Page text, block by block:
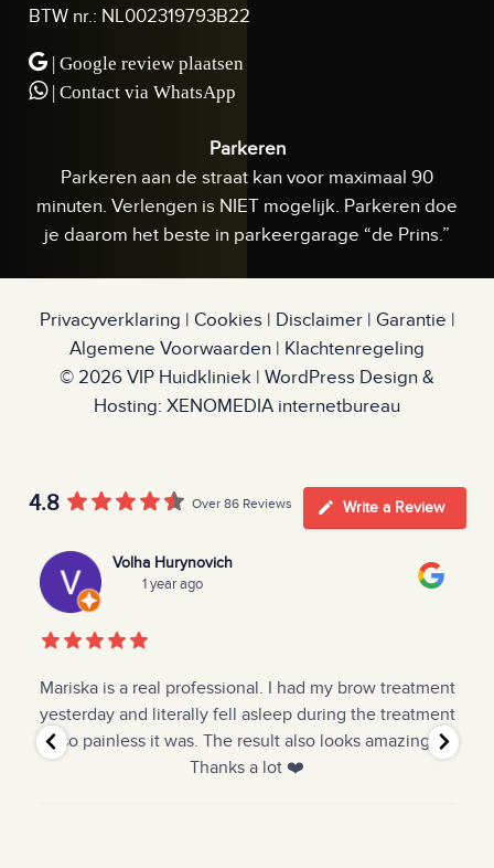
BTW nr.: NL002319793B22
| Google review plaatsen
| Contact via WhatsApp
Parkeren
Parkeren aan de straat kan voor maximaal 90
minuten. Verlengen is NIET mogelijk. Parkeren doe
je daarom het beste in parkeergarage “de Prins.”
Privacyverklaring | Cookies | Disclaimer| Garantie |
Algemene Voorwaarden | Klachtenregeling
© 2026 VIP Huidkliniek | WordPress Design &
Hosting: XENOMEDIA internetbureau
4.8 Over 86 Reviews Write a Review
Volha Hurynovich
1 year ago
Mariska is a real professional. I had my brow treatment
yesterday and literally fell asleep during the treatment
so painless it was. The result also looks amazing!
Thanks a lot ❤️